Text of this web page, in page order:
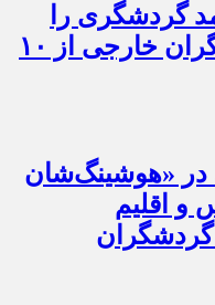
گردشگری را
شکست/ هزینه‌کرد گردشگران خارجی از ۱۰
در «هوشینگ‌شان
و اقلیم
گردشگران